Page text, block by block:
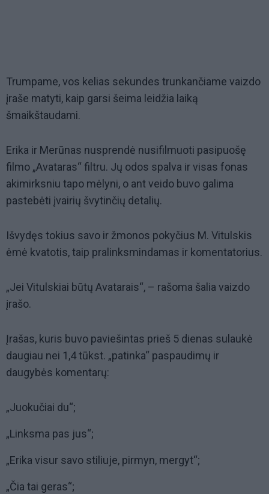
Trumpame, vos kelias sekundes trunkančiame vaizdo
įraše matyti, kaip garsi šeima leidžia laiką
šmaikštaudami.
Erika ir Merūnas nusprendė nusifilmuoti pasipuošę
filmo „Avataras“ filtru. Jų odos spalva ir visas fonas
akimirksniu tapo mėlyni, o ant veido buvo galima
pastebėti įvairių švytinčių detalių.
Išvydęs tokius savo ir žmonos pokyčius M. Vitulskis
ėmė kvatotis, taip pralinksmindamas ir komentatorius.
„Jei Vitulskiai būtų Avatarais“, – rašoma šalia vaizdo
įrašo.
Įrašas, kuris buvo paviešintas prieš 5 dienas sulaukė
daugiau nei 1,4 tūkst. „patinka“ paspaudimų ir
daugybės komentarų:
„Juokučiai du“;
„Linksma pas jus“;
„Erika visur savo stiliuje, pirmyn, mergyt“;
„Čia tai geras“;